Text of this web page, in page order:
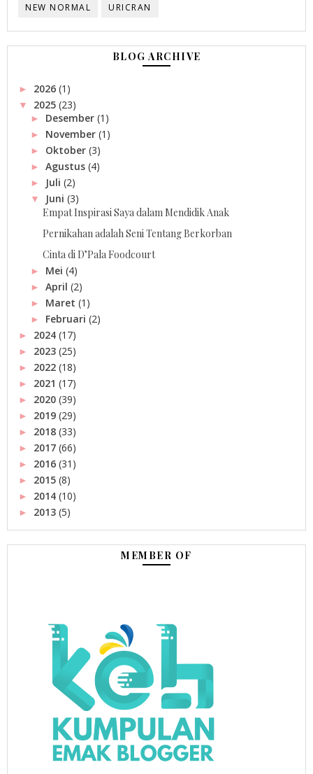
NEW NORMAL
URICRAN
BLOG ARCHIVE
► 2026 (1)
▼ 2025 (23)
► Desember (1)
► November (1)
► Oktober (3)
► Agustus (4)
► Juli (2)
▼ Juni (3)
Empat Inspirasi Saya dalam Mendidik Anak
Pernikahan adalah Seni Tentang Berkorban
Cinta di D’Pala Foodcourt
► Mei (4)
► April (2)
► Maret (1)
► Februari (2)
► 2024 (17)
► 2023 (25)
► 2022 (18)
► 2021 (17)
► 2020 (39)
► 2019 (29)
► 2018 (33)
► 2017 (66)
► 2016 (31)
► 2015 (8)
► 2014 (10)
► 2013 (5)
MEMBER OF